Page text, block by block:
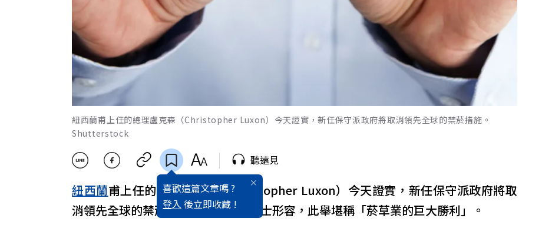
紐西蘭甫上任的總理盧克森（Christopher Luxon）今天證實，新任保守派政府將取消領先全球的禁菸措施。
Shutterstock
喜歡這篇文章嗎 ?
登入 後立即收藏 !
聽遠見
紐西蘭甫上任的總理盧克森（Christopher Luxon）今天證實，新任保守派政府將取
消領先全球的禁菸措施。健康倡議人士形容，此舉堪稱「菸草業的巨大勝利」。